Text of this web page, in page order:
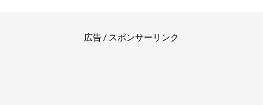
広告 / スポンサーリンク